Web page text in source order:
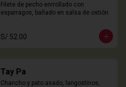
Filete de pecho enrrollado con
esparragos, bañado en salsa de ostión
S/ 52.00
Tay Pa
Chancho y pato asado, langostinos,